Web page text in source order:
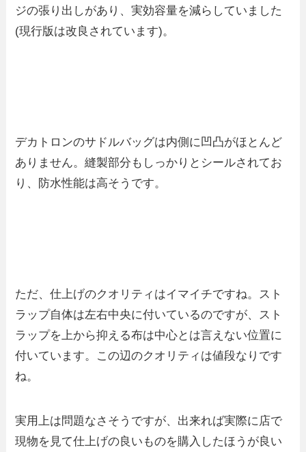
ジの張り出しがあり、実効容量を減らしていました
(現行版は改良されています)。
デカトロンのサドルバッグは内側に凹凸がほとんど
ありません。縫製部分もしっかりとシールされてお
り、防水性能は高そうです。
ただ、仕上げのクオリティはイマイチですね。スト
ラップ自体は左右中央に付いているのですが、スト
ラップを上から抑える布は中心とは言えない位置に
付いています。この辺のクオリティは値段なりです
ね。
実用上は問題なさそうですが、出来れば実際に店で
現物を見て仕上げの良いものを購入したほうが良い